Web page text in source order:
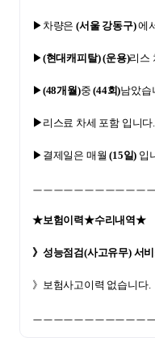
▶차량은 (서울 강동구) 에
▶(현대캐피탈)(운용)리스
▶(48개월)중 (44회)남았습
▶ 리스료 차세 포함 입니다.
▶결제일은 매월 (15일) 입
ㅡㅡㅡㅡㅡㅡㅡㅡㅡㅡㅡ
★보험이력★수리내역★
》성능점검(사고유무) 서
》보험사고이력 없습니다.
ㅡㅡㅡㅡㅡㅡㅡㅡㅡㅡㅡ